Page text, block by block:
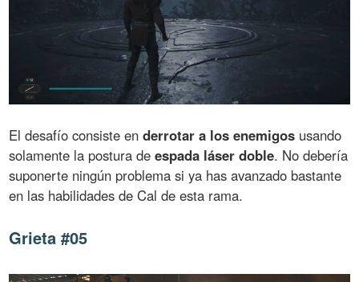
El desafío consiste enderrotar a los enemigos usando
solamente la postura deespada láser doble. No debería
suponerte ningún problema si ya has avanzado bastante
en las habilidades de Cal de esta rama.
Grieta #05